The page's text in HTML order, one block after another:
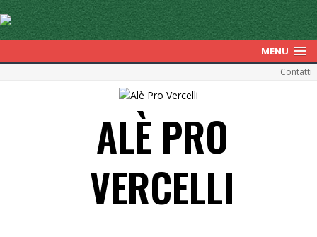
MENU
Contatti
ALÈ PRO
VERCELLI